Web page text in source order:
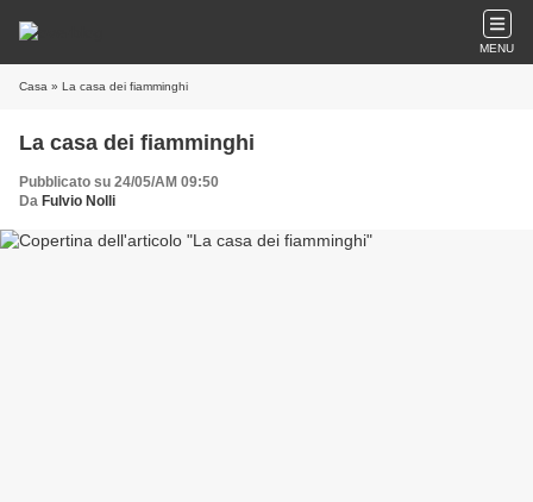
MENU
Casa » La casa dei fiamminghi
La casa dei fiamminghi
Pubblicato su 24/05/AM 09:50
Da Fulvio Nolli